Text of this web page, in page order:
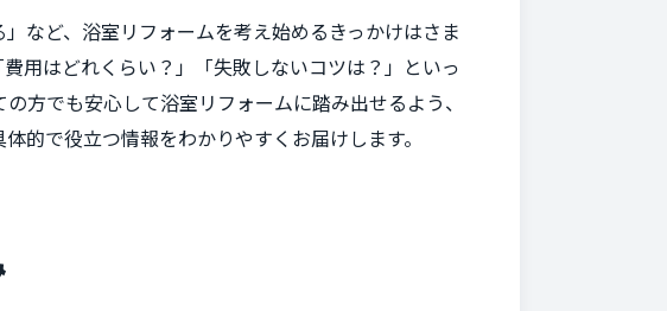
など、浴室リフォームを考え始めるきっかけはさま
用はどれくらい？」「失敗しないコツは？」といっ
方でも安心して浴室リフォームに踏み出せるよう、
的で役立つ情報をわかりやすくお届けします。